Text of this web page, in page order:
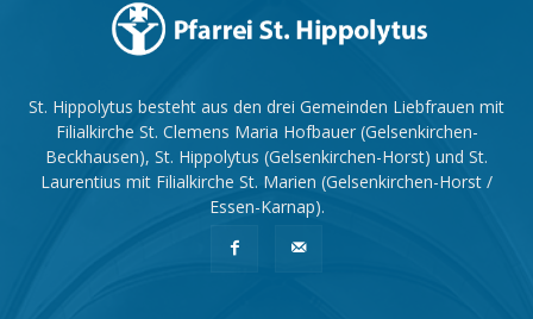
St. Hippolytus besteht aus den drei Gemeinden Liebfrauen mit
Filialkirche St. Clemens Maria Hofbauer (Gelsenkirchen-
Beckhausen), St. Hippolytus (Gelsenkirchen-Horst) und St.
Laurentius mit Filialkirche St. Marien (Gelsenkirchen-Horst /
Essen-Karnap).